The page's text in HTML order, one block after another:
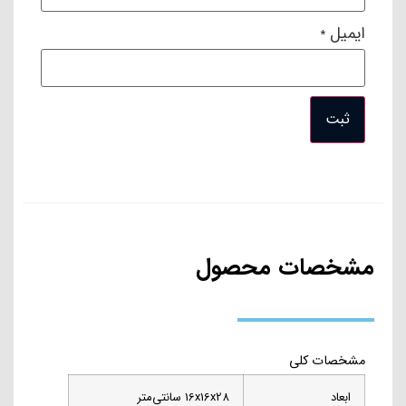
همچنین از دیگر مشخصات این آب مرکبات گیری اسمگ می‌توان به
درب آن اشاره کرد که در هنگامی که از دستگاه استفاده می‌شود،
همچون ظرف عمل می‌کند و در هنگام خاموش بودن دستگاه نیز
مانع از ورود گرد و غبار می‌شود.
جنس بدنه آب مرکبات گیری مشکی اسمگ
بسیار بالایی دارد. هم‌چنین مجهز به پایه‌های ضد لعزش می‌باشد که
عملکرد فشاری این آب مرکبات گیری اسمگ فشاری است. برخلاف
دیگر آب مرکبات گیری‌های دیگر که ابتدا باید دستگاه را روشن کرده
ایمیل *
مشخصات محصول
مشخصات کلی
ابعاد 16x16x28 سانتی‌متر